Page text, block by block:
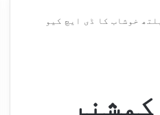
خوشاب کا ڈی ایچ کیو